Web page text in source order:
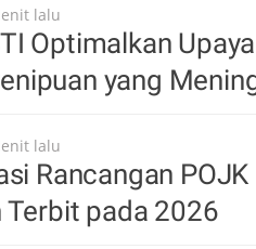
lalu
Optimalkan
yang
lalu
Rancangan
Terbit pada 2026